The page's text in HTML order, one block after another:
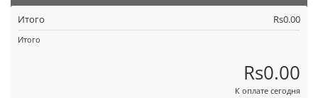
Итого Rs0.00
Итого
Rs0.00
К оплате сегодня